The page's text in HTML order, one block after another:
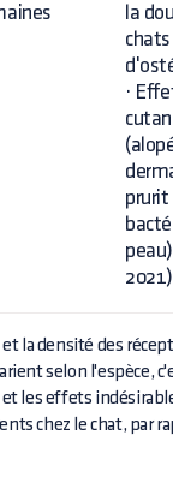
la
·
la densité des
selon l'espèce,
les effets
chez le chat, par